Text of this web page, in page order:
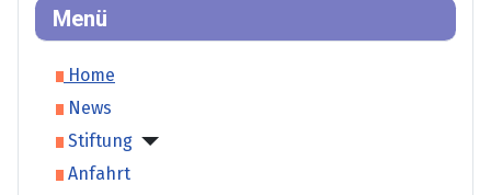
Menü
Home
News
Stiftung
Anfahrt